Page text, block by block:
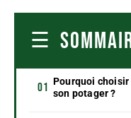
Pourquoi
son potager ?